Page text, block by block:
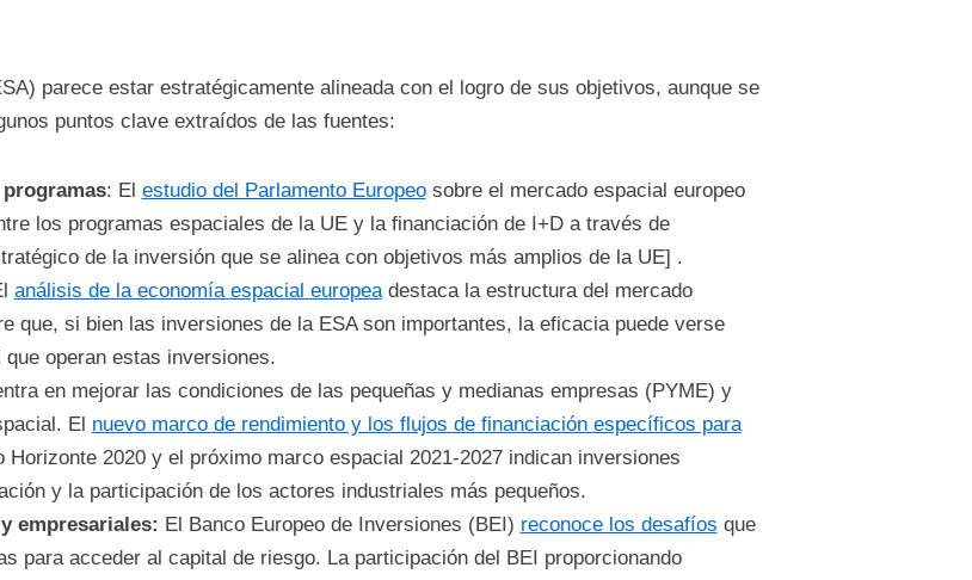
parece estar estratégicamente alineada con el logro de sus objetivos, aunque se
puntos clave extraídos de las fuentes:
: El estudio del Parlamento Europeosobre el mercado espacial europeo
los programas espaciales de la UE y la financiación de I+D a través de
de la inversión que se alinea con objetivos más amplios de la UE] .
análisis de la economía espacial europeadestaca la estructura del mercado
que, si bien las inversiones de la ESA son importantes, la eficacia puede verse
operan estas inversiones.
en mejorar las condiciones de las pequeñas y medianas empresas (PYME) y
El nuevo marco de rendimiento y los flujos de financiación específicos para
2020 y el próximo marco espacial 2021-2027 indican inversiones
y la participación de los actores industriales más pequeños.
empresariales: El Banco Europeo de Inversiones (BEI) reconoce los desafíos que
para acceder al capital de riesgo. La participación del BEI proporcionando